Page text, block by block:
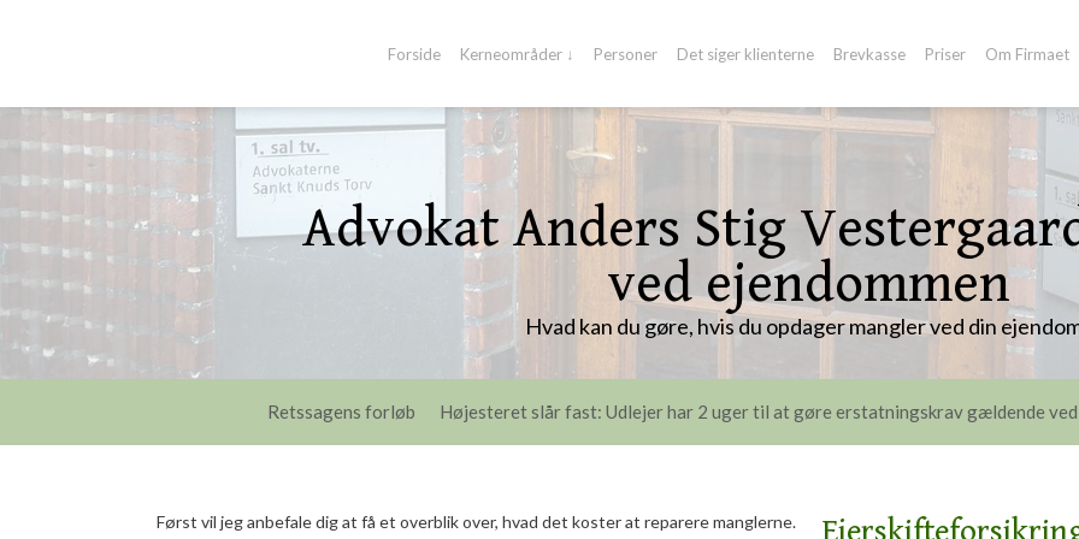
Forside Kerneområder ↓ Personer Det siger klienterne Brevkasse Priser Om Firmaet
Advokat Anders Stig
ved ejendommen
​Hvad kan du gøre, hvis du opdager mangler ved din
Retssagens forløb Højesteret slår fast: Udlejer har 2 uger til at gøre erstatningskrav gældende
Først vil jeg anbefale dig at få et overblik over, hvad det koster at reparere manglerne.